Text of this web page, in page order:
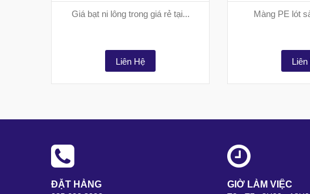
Giá bạt ni lông trong giá rẻ tại...
Liên Hệ
Màng PE lót
Liên
ĐẶT HÀNG GIỜ LÀM VIỆC